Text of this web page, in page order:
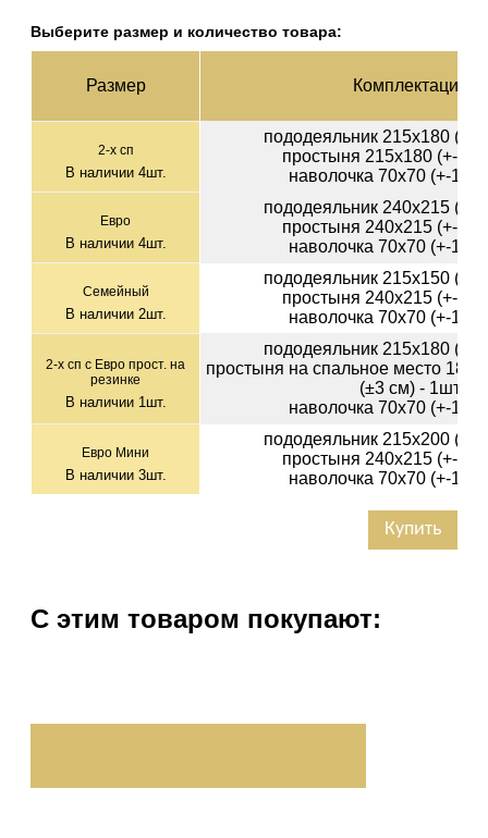
Выберите размер и количество товара:
Раз­мер Ком­плек­тация
2-х сп
В наличии 4шт.
пододеяльник 215х180 (+-
простыня 215х180 (+-
наволочка 70х70 (+-
Евро
В наличии 4шт.
пододеяльник 240х215 (+-
простыня 240х215 (+-
наволочка 70х70 (+-
Семейный
В наличии 2шт.
пододеяльник 215х150 (+-
простыня 240х215 (+-
наволочка 70х70 (+-
2-х сп с Евро прост. на
резинке
В наличии 1шт.
пододеяльник 215х180 (+-
простыня на спальное место
(±3 см) - 1шт
наволочка 70х70 (+-
Евро Мини
В наличии 3шт.
пододеяльник 215х200 (+-
простыня 240х215 (+-
наволочка 70х70 (+-
Купить
С этим товаром покупают: